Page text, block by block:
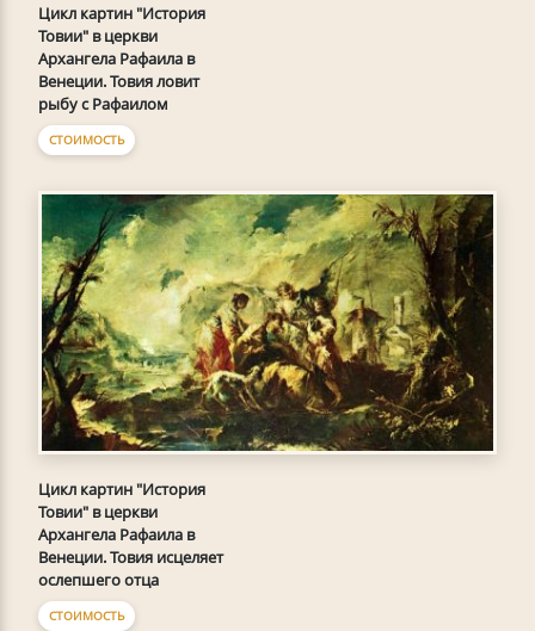
Цикл картин "История
Товии" в церкви
Архангела Рафаила в
Венеции. Товия ловит
рыбу с Рафаилом
СТОИМОСТЬ
Цикл картин "История
Товии" в церкви
Архангела Рафаила в
Венеции. Товия исцеляет
ослепшего отца
СТОИМОСТЬ